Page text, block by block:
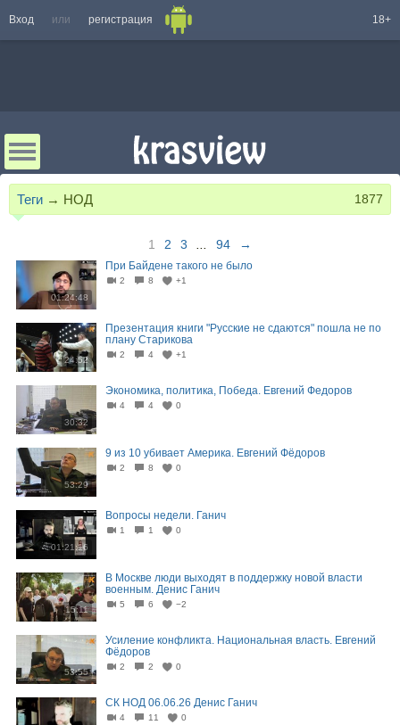
Вход или регистрация 18+
Теги → НОД 1877
1 2 3 94 →
01:24:48
При Байдене такого не было
2 8 +1
24:52
Презентация книги "Русские не сдаются" пошла не по
плану Старикова
2 4 +1
30:32
Экономика, политика, Победа. Евгений Федоров
4 4 0
53:29
9 из 10 убивает Америка. Евгений Фёдоров
2 8 0
01:21:16
Вопросы недели. Ганич
1 1 0
15:11
В Москве люди выходят в поддержку новой власти
военным. Денис Ганич
5 6 −2
53:55
Усиление конфликта. Национальная власть. Евгений
Фёдоров
2 2 0
СК НОД 06.06.26 Денис Ганич
4 11 0